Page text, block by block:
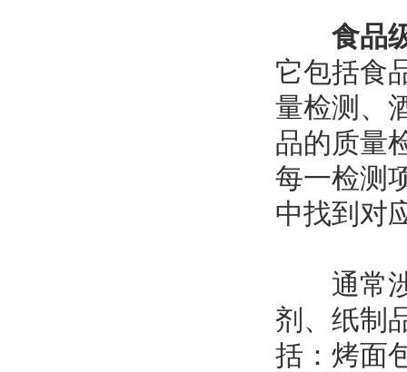
食品
它包括食
量检测、
品的质量
每一检测
中找到对
通常涉
剂、纸制
括：烤面